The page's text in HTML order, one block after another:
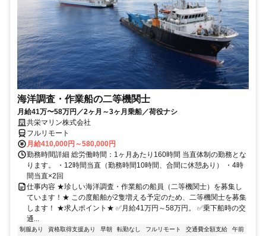
海洋調査・作業船の二等機関士
月給41万〜58万円／2ヶ月～3ヶ月乗船／荷役ナシ
共栄マリン株式会社
フルリモート
月給410,000円～580,000円
勤務時間詳細 総労働時間：1ヶ月あたり160時間 当直体制の勤務とな
ります。 ・12時間当直（勤務時間10時間、合間に休憩あり） ・4時
間当直×2回
仕事内容 ★珍しい海洋調査・作業船の船員（二等機関士）を募集し
ています！★ この度船舶が2隻増える予定のため、二等機関士を募集
します！ ★求人ポイント★ ✅月給41万円～58万円。 ✅乗下船時の交
通...
制服あり 資格取得支援あり 早朝 転勤なし フルリモート 交通費全額支給
午前